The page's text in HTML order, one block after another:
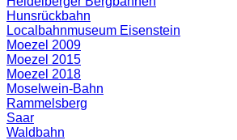
Hunsrückbahn
Localbahnmuseum Eisenstein
Moezel 2009
Moezel 2015
Moezel 2018
Moselwein-Bahn
Rammelsberg
Saar
Waldbahn